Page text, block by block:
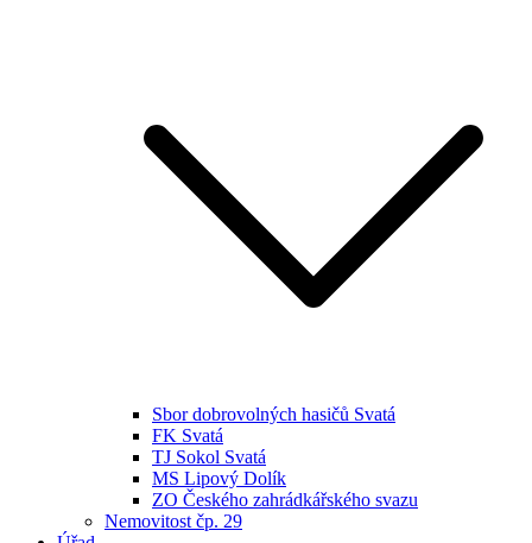
Sbor dobrovolných hasičů Svatá
FK Svatá
TJ Sokol Svatá
MS Lipový Dolík
ZO Českého zahrádkářského svazu
Nemovitost čp. 29